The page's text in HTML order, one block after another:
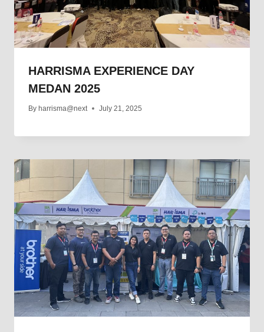
HARRISMA EXPERIENCE DAY
MEDAN 2025
By harrisma@next July 21, 2025